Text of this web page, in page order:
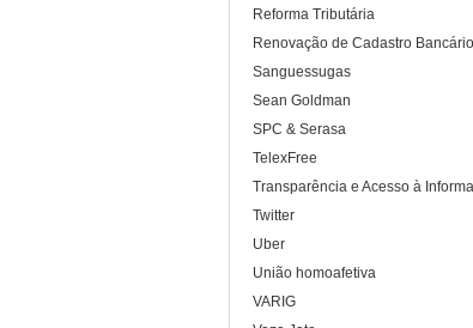
Reforma Tributária
Renovação de Cadastro Bancário
Sanguessugas
Sean Goldman
SPC & Serasa
TelexFree
Transparência e Acesso à
Twitter
Uber
União homoafetiva
VARIG